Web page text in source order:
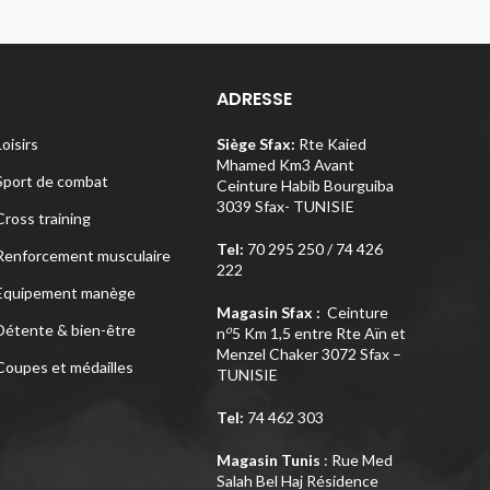
de combat
training
musculaire
manège
& bien-être
et médailles
ADRESSE
Siège Sfax: Rte Kaied
Mhamed Km3 Avant
Ceinture Habib Bourguiba
3039 Sfax- TUNISIE
Tel: 70 295 250 / 74 426
222
Magasin Sfax : Ceinture
no5 Km 1,5 entre Rte Aïn et
Menzel Chaker 3072 Sfax –
TUNISIE
Tel: 74 462 303
Magasin Tunis : Rue Med
Salah Bel Haj Résidence